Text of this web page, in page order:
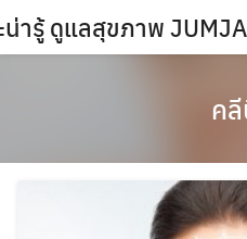
Skip
toน่ารู้ ดูแลสุขภาพ
ค